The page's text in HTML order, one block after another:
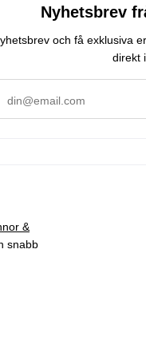
Nyhetsbrev
och få exklusiva
direkt
&
snabb